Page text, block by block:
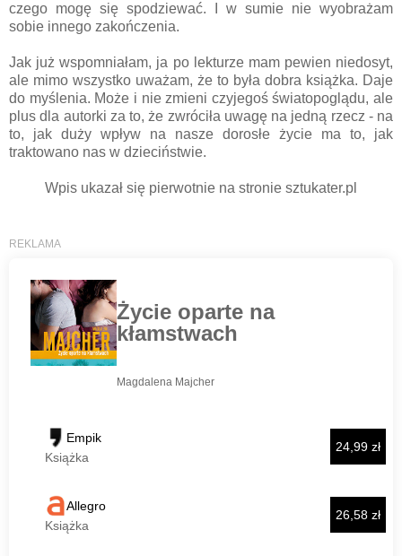
czego mogę się spodziewać. I w sumie nie wyobrażam
sobie innego zakończenia.
Jak już wspomniałam, ja po lekturze mam pewien niedosyt,
ale mimo wszystko uważam, że to była dobra książka. Daje
do myślenia. Może i nie zmieni czyjegoś światopoglądu, ale
plus dla autorki za to, że zwróciła uwagę na jedną rzecz - na
to, jak duży wpływ na nasze dorosłe życie ma to, jak
traktowano nas w dzieciństwie.
Wpis ukazał się pierwotnie na stronie sztukater.pl